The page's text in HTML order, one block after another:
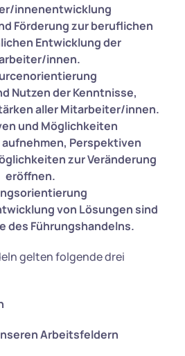
innenentwicklung
Förderung zur beruflichen
Entwicklung der
innen.
Nutzen der Kenntnisse,
aller Mitarbeiter/innen.
und Möglichkeiten
Perspektiven
zur Veränderung
eröffnen.
von Lösungen sind
des Führungshandelns.
gelten folgende drei
Arbeitsfeldern